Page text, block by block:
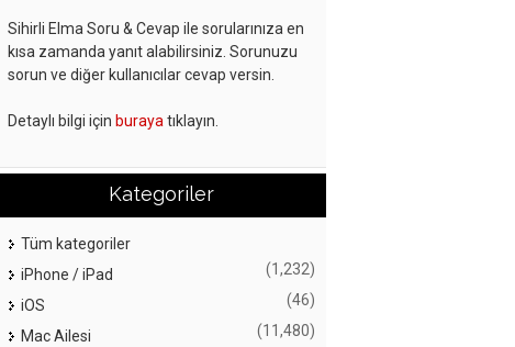
Sihirli Elma Soru & Cevap ile sorularınıza en
kısa zamanda yanıt alabilirsiniz. Sorunuzu
sorun ve diğer kullanıcılar cevap versin.
Detaylı bilgi için buraya tıklayın.
Kategoriler
Tüm kategoriler
iPhone / iPad
(1,232)
iOS (46)
Mac Ailesi (11,480)